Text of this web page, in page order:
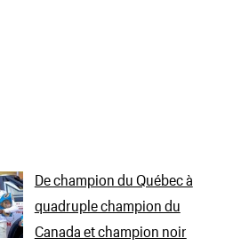
De champion du Québec à
quadruple champion du
Canada et champion noir